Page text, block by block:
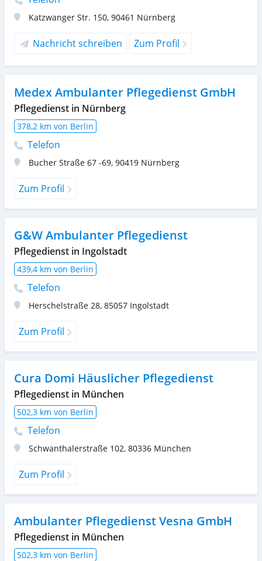
Katzwanger Str. 150, 90461 Nürnberg
Nachricht schreiben Zum Profil
Medex Ambulanter Pflegedienst GmbH
Pflegedienst in Nürnberg
378,2 km von Berlin
Telefon
Bucher Straße 67 -69, 90419 Nürnberg
Zum Profil
G&W Ambulanter Pflegedienst
Pflegedienst in Ingolstadt
439,4 km von Berlin
Telefon
Herschelstraße 28, 85057 Ingolstadt
Zum Profil
Cura Domi Häuslicher Pflegedienst
Pflegedienst in München
502,3 km von Berlin
Telefon
Schwanthalerstraße 102, 80336 München
Zum Profil
Ambulanter Pflegedienst Vesna GmbH
Pflegedienst in München
502,3 km von Berlin